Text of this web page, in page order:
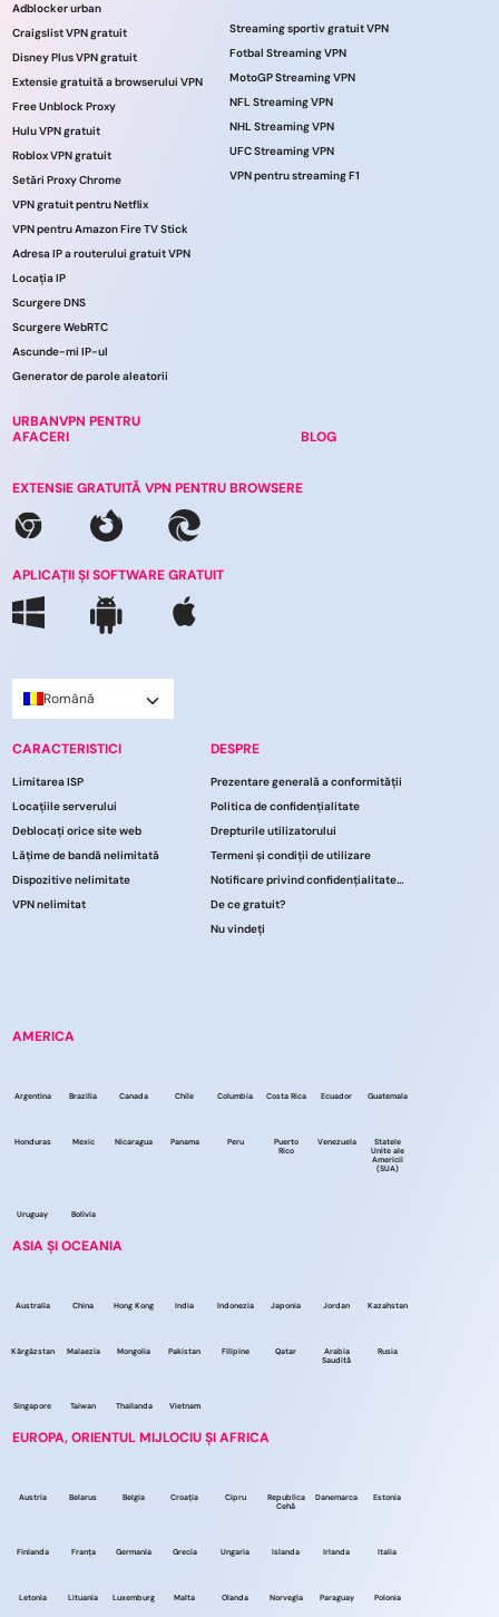
Adblocker urban
Craigslist VPN gratuit
Disney Plus VPN gratuit
Extensie gratuită a browserului VPN
Free Unblock Proxy
Hulu VPN gratuit
Roblox VPN gratuit
Setări Proxy Chrome
VPN gratuit pentru Netflix
VPN pentru Amazon Fire TV Stick
Adresa IP a routerului gratuit VPN
Locația IP
Scurgere DNS
Scurgere WebRTC
Ascunde-mi IP-ul
Generator de parole aleatorii
URBANVPN PENTRU
AFACERI
Streaming sportiv gratuit VPN
Fotbal Streaming VPN
MotoGP Streaming VPN
NFL Streaming VPN
NHL Streaming VPN
UFC Streaming VPN
VPN pentru streaming F1
BLOG
EXTENSIE GRATUITĂ VPN PENTRU BROWSERE
APLICAȚII ȘI SOFTWARE GRATUIT
Română
CARACTERISTICI
Limitarea ISP
Locațiile serverului
Deblocați orice site web
Lățime de bandă nelimitată
Dispozitive nelimitate
VPN nelimitat
DESPRE
Prezentare generală a conformității
Politica de confidențialitate
Drepturile utilizatorului
Termeni și condiții de utilizare
Notificare privind confidențialitatea CCPA
De ce gratuit?
Nu vindeți
AMERICA
Argentina Brazilia Canada Chile Columbia Costa Rica Ecuador Guatemala
Honduras Mexic Nicaragua Panama Peru
Puerto
Rico
Venezuela
Statele
Unite ale
Americii
(SUA)
Uruguay Bolivia
ASIA ȘI OCEANIA
Australia China Hong Kong India Indonezia Japonia Jordan Kazahstan
Kârgâzstan Malaezia Mongolia Pakistan Filipine Qatar
Arabia
Saudită
Rusia
Singapore Taiwan Thailanda Vietnam
EUROPA, ORIENTUL MIJLOCIU ȘI AFRICA
Austria Belarus Belgia Croația Cipru
Republica
Cehă
Danemarca Estonia
Finlanda Franța Germania Grecia Ungaria Islanda Irlanda Italia
Letonia Lituania Luxemburg Malta Olanda Norvegia Paraguay Polonia